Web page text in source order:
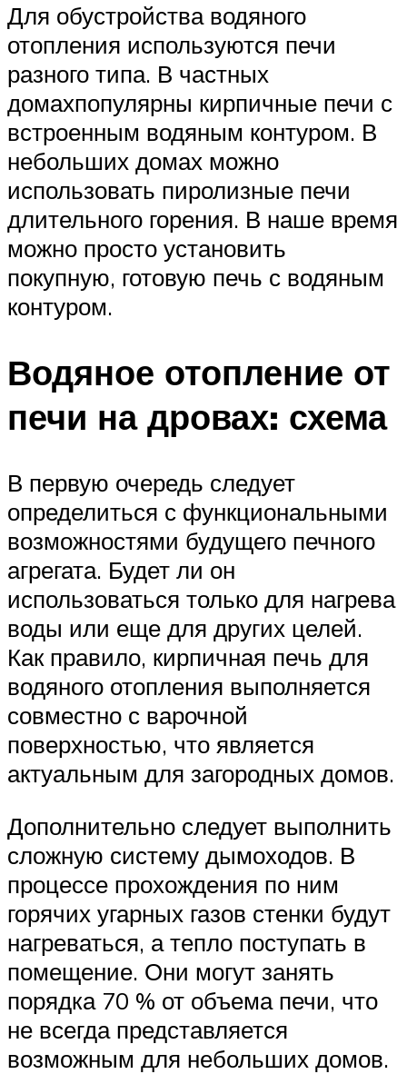
Для обустройства водяного
отопления используются печи
разного типа. В частных
домахпопулярны кирпичные печи с
встроенным водяным контуром. В
небольших домах можно
использовать пиролизные печи
длительного горения. В наше время
можно просто установить
покупную, готовую печь с водяным
контуром.
Водяное отопление от
печи на дровах: схема
В первую очередь следует
определиться с функциональными
возможностями будущего печного
агрегата. Будет ли он
использоваться только для нагрева
воды или еще для других целей.
Как правило, кирпичная печь для
водяного отопления выполняется
совместно с варочной
поверхностью, что является
актуальным для загородных домов.
Дополнительно следует выполнить
сложную систему дымоходов. В
процессе прохождения по ним
горячих угарных газов стенки будут
нагреваться, а тепло поступать в
помещение. Они могут занять
порядка 70 % от объема печи, что
не всегда представляется
возможным для небольших домов.